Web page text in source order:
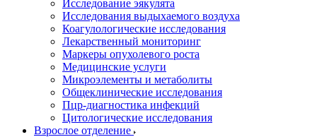
Исследование эякулята
Исследования выдыхаемого воздуха
Коагулологические исследования
Лекарственный мониторинг
Маркеры опухолевого роста
Медицинские услуги
Микроэлементы и метаболиты
Общеклинические исследования
Пцр-диагностика инфекций
Цитологические исследования
Взрослое отделение